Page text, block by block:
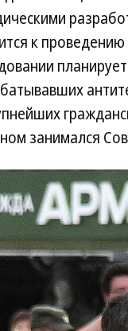
к
занимался